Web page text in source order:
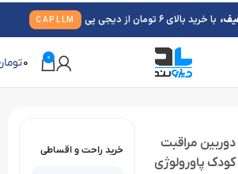
0
0
دوربین مراقبت
کودک پاورولوژی
خرید راحت و اقساطی
با خرید بالای 6 تومان از دیجی پی CAPLLM